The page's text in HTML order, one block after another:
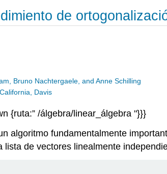
de
Bruno Nachtergaele, and Anne Schilling
Davis
{ruta:” /álgebra/linear_álgebra "}}}
algoritmo fundamentalmente
lista de vectores linealmente